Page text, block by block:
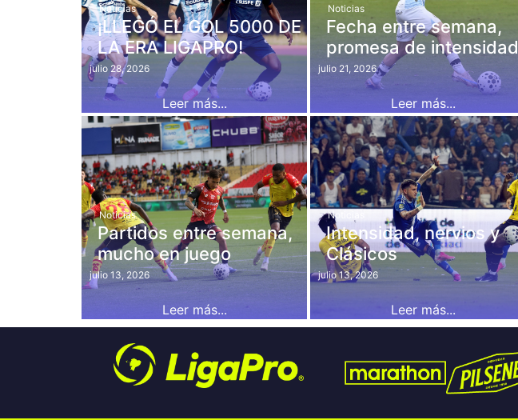
Noticias
¡LLEGÓ EL GOL 5000 DE
LA ERA LIGAPRO!
julio 28, 2026
Leer más...
Noticias
Fecha entre semana,
promesa de intensidad
julio 21, 2026
Leer más...
Noticias
Partidos entre semana,
mucho en juego
julio 13, 2026
Leer más...
Noticias
Intensidad, nervios y
Clásicos
julio 13, 2026
Leer más...